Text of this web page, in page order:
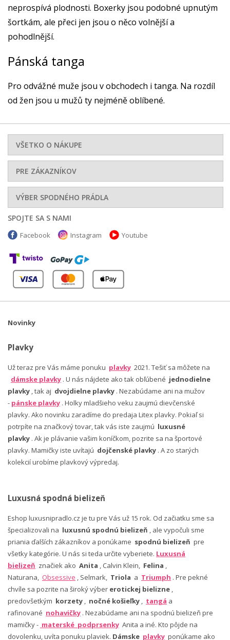
neprospívá plodnosti. Boxerky jsou podobné upnutým
šortkám, ale přeci jen jsou o něco volnější a
pohodlnější.
Pánská tanga
Pro odvážné muže jsou v obchodech i tanga. Na rozdíl
od žen jsou u mužů ty nejméně oblíbené.
VŠETKO O NÁKUPE
PRE ZÁKAZNÍKOV
VÝBER SPODNÉHO PRÁDLA
SPOJTE SA S NAMI
Facebook Instagram Youtube
Novinky
Plavky
Už teraz pre Vás máme ponuku plavky 2021. Tešiť sa môžete na
dámske plavky . U nás nájdete ako tak obľúbené jednodielne
plavky , tak aj dvojdielne plavky . Nezabúdame ani na mužov
- pánske plavky . Holky mladšieho veku zaujmú dievčenské
plavky. Ako novinku zaradíme do predaja Litex plavky. Pokiaľ si
potrpíte na značkový tovar, tak vás iste zaujmú luxusné
plavky . Ak je plávanie vašim koníčkom, pozrite sa na športové
plavky. Mamičky iste uvítajú dojčenské plavky . A zo starých
kolekcií urobíme plavkový výpredaj.
Luxusná spodná bielizeň
Eshop luxusnipradlo.cz je tu pre Vás už 15 rok. Od začiatku sme sa
špecializovali na luxusnú spodnú bielizeň , ale vypočuli sme
priania ďalších zákazníkov a ponúkame spodnú bielizeň pre
všetky kategórie. U nás si teda určite vyberiete. Luxusná
bielizeň značiek ako Anita , Calvin Klein, Felina ,
Naturana, Obsessive , Selmark, Triola a Triumph . Pre pekné
chvíle sa pozrite na široký výber erotickej bielizne ,
predovšetkým korzety , nočné košieľky , tangá a
rafinované nohavičky . Nezabúdame ani na spodnú bielizeň pre
mamičky - materské podprsenky Anita a iné. Kto pôjde na
dovolenku, uvíta ponuku plaviek. Dámske plavky ponúkame ako